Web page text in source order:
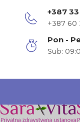
+387
+387 60
Pon -
Sub: